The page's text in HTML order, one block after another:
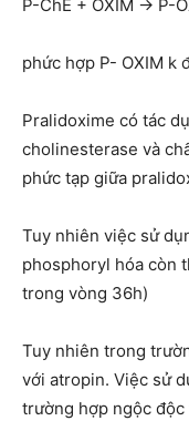
P-ChE + OXIM -> P-
phức hợp P- OXIM k
Pralidoxime có tác
cholinesterase và
phức tạp giữa
Tuy nhiên việc sử
phosphoryl hóa còn
trong vòng 36h)
Tuy nhiên trong
với atropin. Việc sử
trường hợp ngộc